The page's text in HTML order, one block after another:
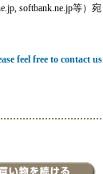
softbank.ne.jp等）宛
feel free to contact us